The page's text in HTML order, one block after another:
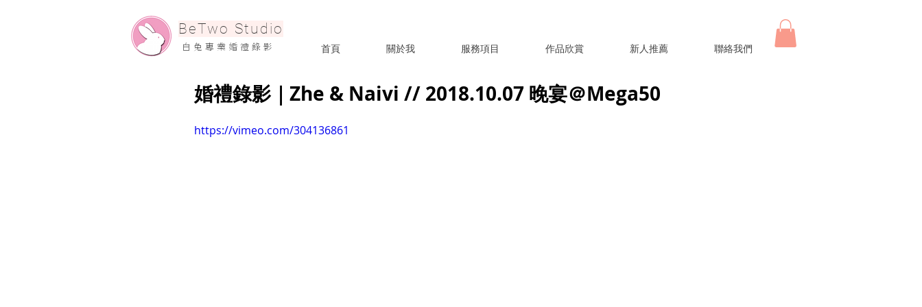
​BeTwo Studio
​白 兔 專 業 婚 禮 錄 影 首頁 關於我 服務項目 作品欣賞 新人推薦 聯絡我們
婚禮錄影｜Zhe & Naivi // 2018.10.07 晚宴＠Mega50
https://vimeo.com/304136861